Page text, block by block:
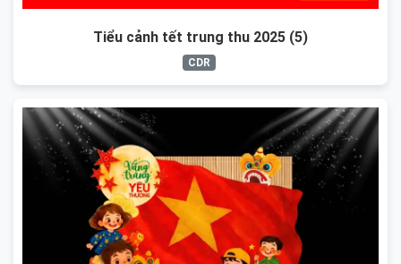
Tiểu cảnh tết trung thu 2025 (5)
CDR